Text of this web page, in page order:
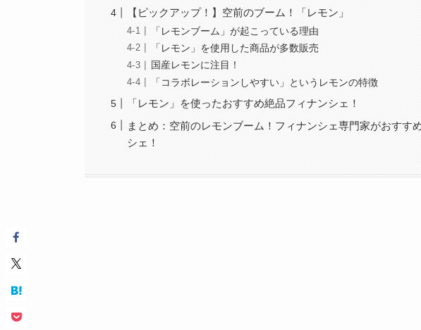
【ピックアップ！】空前のブーム！「レモン」
「レモンブーム」が起こっている理由
「レモン」を使用した商品が多数販売
国産レモンに注目！
「コラボレーションしやすい」というレモンの特徴
「レモン」を使ったおすすめ絶品フィナンシェ！
まとめ：空前のレモンブーム！フィナンシェ専門家がおすす
シェ！